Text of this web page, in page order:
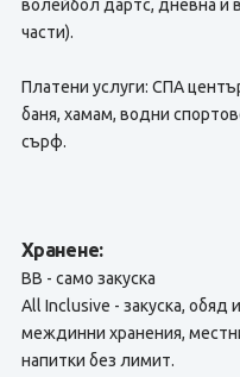
волейбол дартс, дневна и
части).
Платени услуги: СПА
баня, хамам, водни
сърф.
Хранене:
BB - само закуска
All Inclusive - закуска, обяд
междинни хранения,
напитки без лимит.